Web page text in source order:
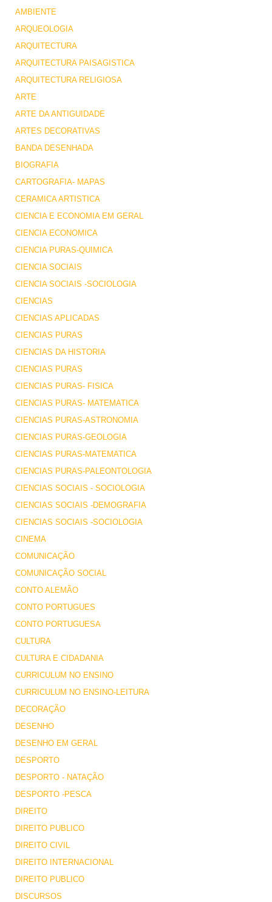
AMBIENTE
ARQUEOLOGIA
ARQUITECTURA
ARQUITECTURA PAISAGISTICA
ARQUITECTURA RELIGIOSA
ARTE
ARTE DA ANTIGUIDADE
ARTES DECORATIVAS
BANDA DESENHADA
BIOGRAFIA
CARTOGRAFIA- MAPAS
CERAMICA ARTISTICA
CIENCIA E ECONOMIA EM GERAL
CIENCIA ECONOMICA
CIENCIA PURAS-QUIMICA
CIENCIA SOCIAIS
CIENCIA SOCIAIS -SOCIOLOGIA
CIENCIAS
CIENCIAS APLICADAS
CIENCIAS PURAS
CIENCIAS DA HISTORIA
CIENCIAS PURAS
CIENCIAS PURAS- FISICA
CIENCIAS PURAS- MATEMATICA
CIENCIAS PURAS-ASTRONOMIA
CIENCIAS PURAS-GEOLOGIA
CIENCIAS PURAS-MATEMATICA
CIENCIAS PURAS-PALEONTOLOGIA
CIENCIAS SOCIAIS - SOCIOLOGIA
CIENCIAS SOCIAIS -DEMOGRAFIA
CIENCIAS SOCIAIS -SOCIOLOGIA
CINEMA
COMUNICAÇÃO
COMUNICAÇÃO SOCIAL
CONTO ALEMÃO
CONTO PORTUGUES
CONTO PORTUGUESA
CULTURA
CULTURA E CIDADANIA
CURRICULUM NO ENSINO
CURRICULUM NO ENSINO-LEITURA
DECORAÇÃO
DESENHO
DESENHO EM GERAL
DESPORTO
DESPORTO - NATAÇÃO
DESPORTO -PESCA
DIREITO
DIREITO PUBLICO
DIREITO CIVIL
DIREITO INTERNACIONAL
DIREITO PUBLICO
DISCURSOS